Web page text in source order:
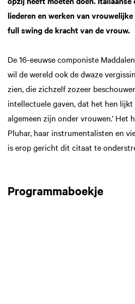
liederen en werken van
full swing de kracht van de vrouw.
De 16-eeuwse componiste
wil de wereld ook de dwaze
zien, die zichzelf zozeer
intellectuele gaven, dat het hen
algemeen zijn onder vrouwen.’ Het
Pluhar, haar instrumentalisten en
is erop gericht dit citaat te
Programmaboekje